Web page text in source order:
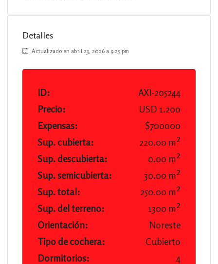
Detalles
Actualizado en abril 23, 2026 a 9:25 pm
ID:
AXI-205244
Precio:
USD 1.200
Expensas:
$700000
Sup. cubierta:
220.00 m²
Sup. descubierta:
0.00 m²
Sup. semicubierta:
30.00 m²
Sup. total:
250.00 m²
Sup. del terreno:
1300 m²
Orientación:
Noreste
Tipo de cochera:
Cubierto
Dormitorios:
4